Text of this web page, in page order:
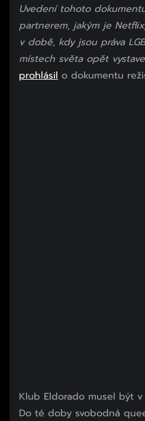
Uvedení tohoto
partnerem, jakým je
v době, kdy jsou práva
místech světa opět
prohlásil o dokumentu
Klub Eldorado musel být v
Do té doby svobodná